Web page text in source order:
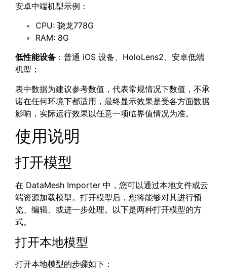
安卓中端机型示例：
CPU: 骁龙778G
RAM: 8G
低性能设备 ：普通 iOS 设备、HoloLens2、安卓低端
机型；
表中数据为建议参考数值，代表常规情况下数值，不承
诺在任何环境下都适用，最终显示效果是受各方面数据
影响，实际运行效果以任意一项临界值情况为准。
使用说明
打开模型
在 DataMesh Importer 中，您可以通过本地文件或云
端资源加载模型。打开模型后，您将能够对其进行预
览、编辑、或进一步处理。以下是两种打开模型的方
式。
打开本地模型
打开本地模型的步骤如下：